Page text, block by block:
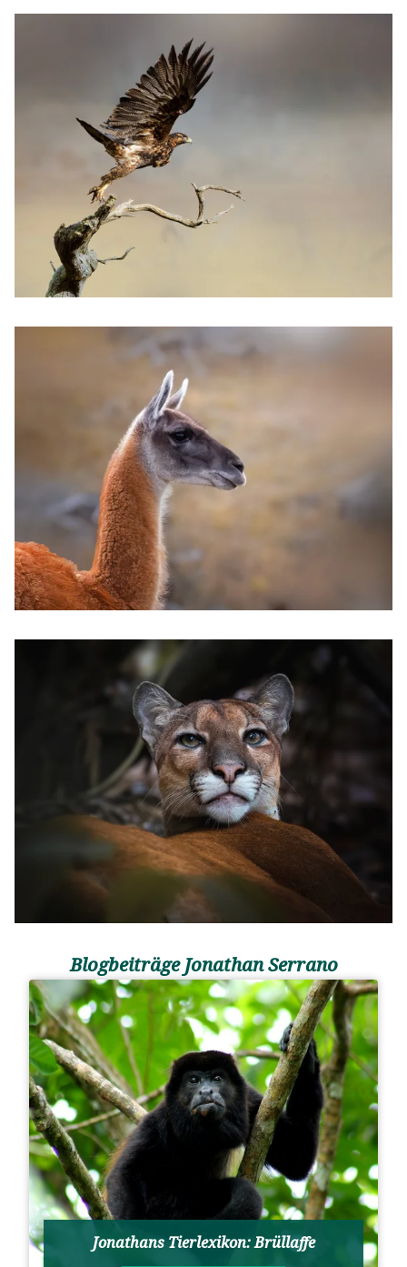
Blogbeiträge Jonathan Serrano
Jonathans Tierlexikon: Brüllaffe